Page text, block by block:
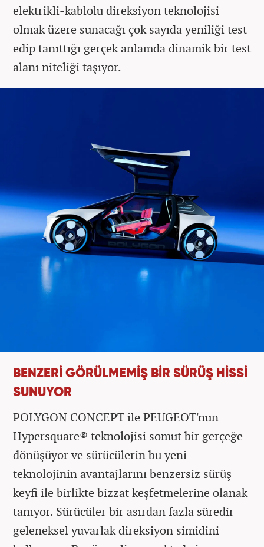
elektrikli-kablolu direksiyon teknolojisi
olmak üzere sunacağı çok sayıda yeniliği test
edip tanıttığı gerçek anlamda dinamik bir test
alanı niteliği taşıyor.
BENZERİ GÖRÜLMEMİŞ BİR SÜRÜŞ HİSSİ
SUNUYOR
POLYGON CONCEPT ile PEUGEOT'nun
Hypersquare® teknolojisi somut bir gerçeğe
dönüşüyor ve sürücülerin bu yeni
teknolojinin avantajlarını benzersiz sürüş
keyfi ile birlikte bizzat keşfetmelerine olanak
tanıyor. Sürücüler bir asırdan fazla süredir
geleneksel yuvarlak direksiyon simidini